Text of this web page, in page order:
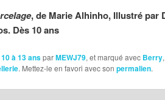
, de Marie Alhinho, Illustré par
Dès 10 ans
à 13 ansparMEWJ79, et marqué avec Berry,
. Mettez-le en favori avec son permalien.